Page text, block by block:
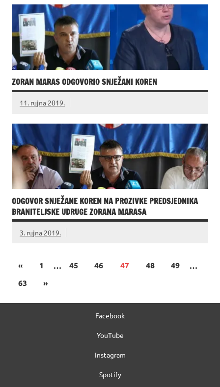
ZORAN MARAS ODGOVORIO SNJEŽANI KOREN
11. rujna 2019.
ODGOVOR SNJEŽANE KOREN NA PROZIVKE PREDSJEDNIKA
BRANITELJSKE UDRUGE ZORANA MARASA
3. rujna 2019.
« 1 … 45 46 47 48 49
…
63
»
Facebook
YouTube
Instagram
Spotify